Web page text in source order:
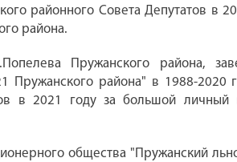
районного Совета Депутатов в
района.
Пружанского района,
района" в 1988-2020
в 2021 году за большой личный
общества "Пружанский